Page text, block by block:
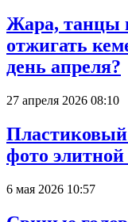
Жара, танцы
отжигать
день апреля?
27 апреля 2026 08:10
Пластиковый
фото
6 мая 2026 10:57